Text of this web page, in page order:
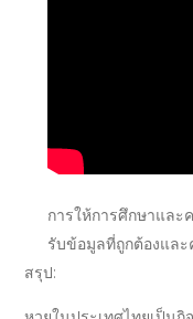
การให้การศึกษาและ
รับข้อมูลที่ถูกต้องแล
สรุป: